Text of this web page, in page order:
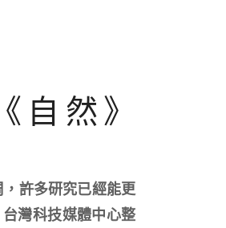
自然》
許多研究已經能更
灣科技媒體中心整